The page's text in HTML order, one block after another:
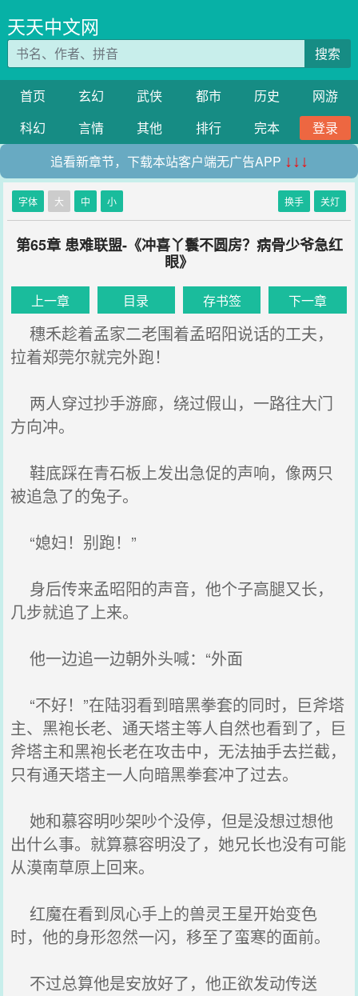
天天中文网
搜索
首页 玄幻 武侠 都市 历史
网游
科幻
言情 其他 排行 完本
登录
追看新章节，下载本站客户端无广告APP ↓↓↓
字体 大 中 小 换手 关灯
第65章 患难联盟-《冲喜丫鬟不圆房？病骨少爷急红
眼》
上一章 目录 存书签 下一章
穗禾趁着孟家二老围着孟昭阳说话的工夫，
拉着郑莞尔就完外跑！
两人穿过抄手游廊，绕过假山，一路往大门
方向冲。
鞋底踩在青石板上发出急促的声响，像两只
被追急了的兔子。
“媳妇！别跑！”
身后传来孟昭阳的声音，他个子高腿又长，
几步就追了上来。
他一边追一边朝外头喊：“外面
“不好！”在陆羽看到暗黑拳套的同时，巨斧塔
主、黑袍长老、通天塔主等人自然也看到了，巨
斧塔主和黑袍长老在攻击中，无法抽手去拦截，
只有通天塔主一人向暗黑拳套冲了过去。
她和慕容明吵架吵个没停，但是没想过想他
出什么事。就算慕容明没了，她兄长也没有可能
从漠南草原上回来。
红魔在看到凤心手上的兽灵王星开始变色
时，他的身形忽然一闪，移至了蛮寒的面前。
不过总算他是安放好了，他正欲发动传送